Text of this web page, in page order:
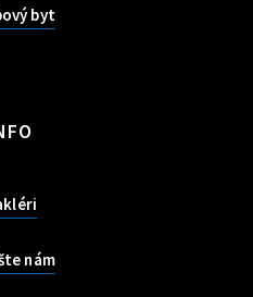
byt
nám